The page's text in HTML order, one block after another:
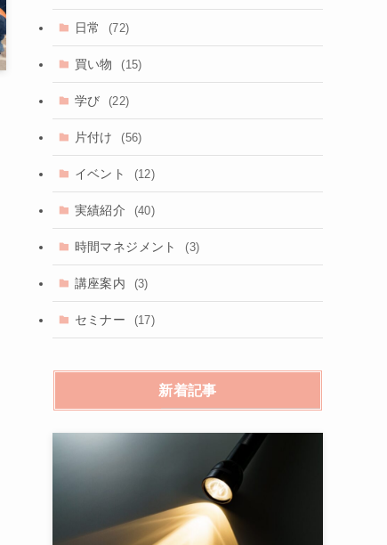
日常 (72)
買い物 (15)
学び (22)
片付け (56)
イベント (12)
実績紹介 (40)
時間マネジメント (3)
講座案内 (3)
セミナー (17)
新着記事